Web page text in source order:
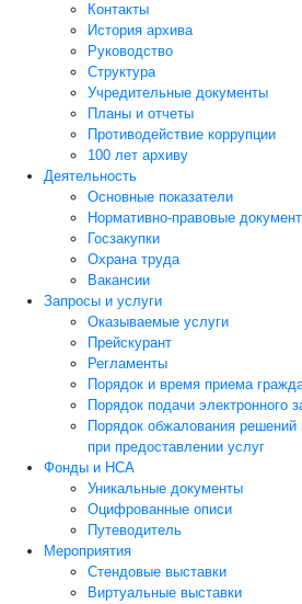
Контакты
История архива
Руководство
Структура
Учредительные документы
Планы и отчеты
Противодействие коррупции
100 лет архиву
Деятельность
Основные показатели
Нормативно-правовые
Госзакупки
Охрана труда
Вакансии
Запросы и услуги
Оказываемые услуги
Прейскурант
Регламенты
Порядок и время приема
Порядок подачи электронного
Порядок обжалования решений
при предоставлении услуг
Фонды и НСА
Уникальные документы
Оцифрованные описи
Путеводитель
Мероприятия
Стендовые выставки
Виртуальные выставки